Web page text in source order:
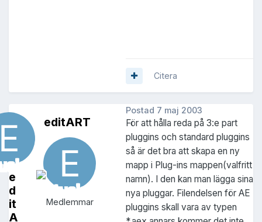
Citera
e
d
it
A
editART
Medlemmar
Postad 7 maj 2003
För att hålla reda på 3:e part
pluggins och standard pluggins
så är det bra att skapa en ny
mapp i Plug-ins mappen(valfritt
namn). I den kan man lägga sina
nya pluggar. Filendelsen för AE
pluggins skall vara av typen